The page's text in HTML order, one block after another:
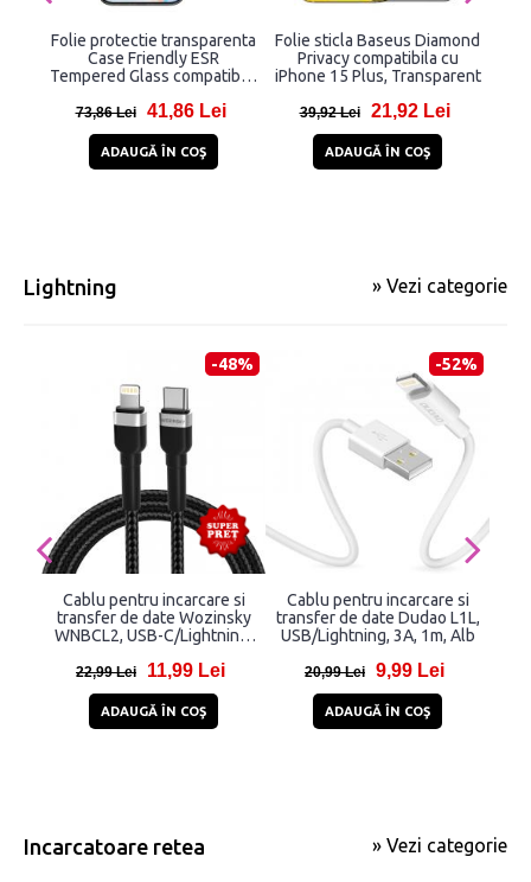
Folie protectie transparenta
Case Friendly ESR
Tempered Glass compatibila
73,86 Lei 41,86 Lei
ADAUGĂ ÎN COŞ
Folie sticla Baseus Diamond
Privacy compatibila cu
iPhone 15 Plus, Transparent
39,92 Lei 21,92 Lei
ADAUGĂ ÎN COŞ
Lightning » Vezi categorie
-48%
Cablu pentru incarcare si
transfer de date Wozinsky
WNBCL2, USB-C/Lightning,
22,99 Lei 11,99 Lei
ADAUGĂ ÎN COŞ
-52%
Cablu pentru incarcare si
transfer de date Dudao L1L,
USB/Lightning, 3A, 1m, Alb
20,99 Lei 9,99 Lei
ADAUGĂ ÎN COŞ
Incarcatoare retea » Vezi categorie